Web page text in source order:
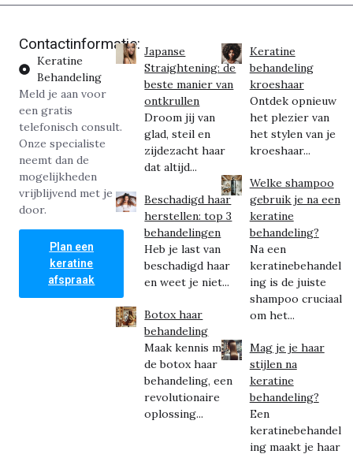
Contactinformatie:
Keratine
Behandeling
Meld je aan voor
een gratis
telefonisch consult.
Onze specialiste
neemt dan de
mogelijkheden
vrijblijvend met je
door.
Plan een
keratine
afspraak
Japanse
Straightening: de
beste manier van
ontkrullen
Droom jij van
glad, steil en
zijdezacht haar
dat altijd...
Beschadigd haar
herstellen: top 3
behandelingen
Heb je last van
beschadigd haar
en weet je niet...
Botox haar
behandeling
Maak kennis met
de botox haar
behandeling, een
revolutionaire
oplossing...
Keratine
behandeling
kroeshaar
Ontdek opnieuw
het plezier van
het stylen van je
kroeshaar...
Welke shampoo
gebruik je na een
keratine
behandeling?
Na een
keratinebehandel
ing is de juiste
shampoo cruciaal
om het...
Mag je je haar
stijlen na
keratine
behandeling?
Een
keratinebehandel
ing maakt je haar